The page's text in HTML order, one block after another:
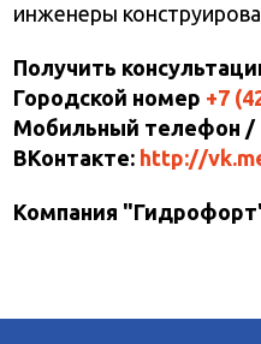
инженеры
Получить
Городской номер +7
Мобильный телефон /
ВКонтакте: http://
Компания